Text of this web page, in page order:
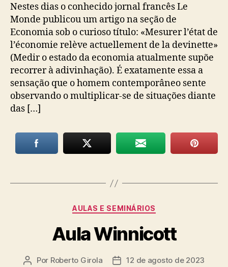
Nestes dias o conhecido jornal francês Le
Monde publicou um artigo na seção de
Economia sob o curioso título: «Mesurer l’état de
l’économie relève actuellement de la devinette»
(Medir o estado da economia atualmente supõe
recorrer à adivinhação). É exatamente essa a
sensação que o homem contemporâneo sente
observando o multiplicar-se de situações diante
das […]
Categorias
AULAS E SEMINÁRIOS
Aula Winnicott
Autor
Por Roberto Girola
Data12 de agosto de 2023